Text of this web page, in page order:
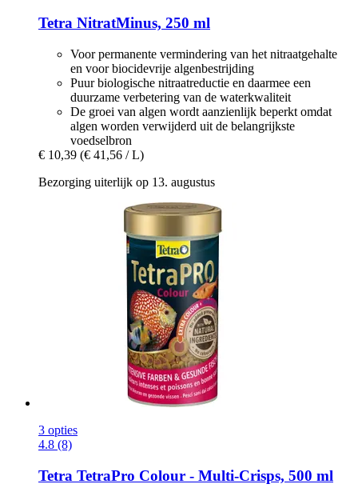
Tetra NitratMinus, 250 ml
Voor permanente vermindering van het nitraatgehalte
en voor biocidevrije algenbestrijding
Puur biologische nitraatreductie en daarmee een
duurzame verbetering van de waterkwaliteit
De groei van algen wordt aanzienlijk beperkt omdat
algen worden verwijderd uit de belangrijkste
voedselbron
€ 10,39 (€ 41,56 / L)
Bezorging uiterlijk op 13. augustus
3 opties
4.8 (8)
Tetra TetraPro Colour -​ Multi-​Crisps, 500 ml